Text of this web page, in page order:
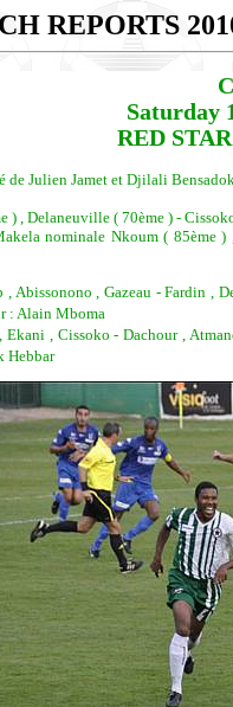
REPORTS
Saturday
RED
de Julien Jamet et Djilali
) , Delaneuville ( 70ème ) -
nominale Nkoum (
Abissonono , Gazeau - Fardin
: Alain Mboma
Ekani , Cissoko - Dachour ,
Hebbar